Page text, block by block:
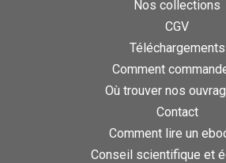
Nos collections
CGV
Téléchargements
Comment
Où trouver nos
Contact
Comment lire un
Conseil scientifique et